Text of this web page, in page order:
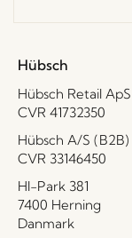
Hübsch
Hübsch Retail
CVR 41732350
Hübsch A/S (B2B)
CVR 33146450
HI-Park 381
7400 Herning
Danmark